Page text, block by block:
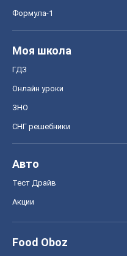
Формула-1
Моя школа
ГДЗ
Онлайн уроки
ЗНО
СНГ решебники
Авто
Тест Драйв
Акции
Food Oboz